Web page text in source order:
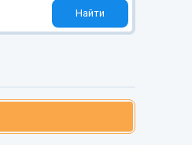
Найти